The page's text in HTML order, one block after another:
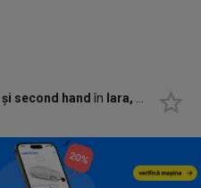
second hand în Iara, Cluj